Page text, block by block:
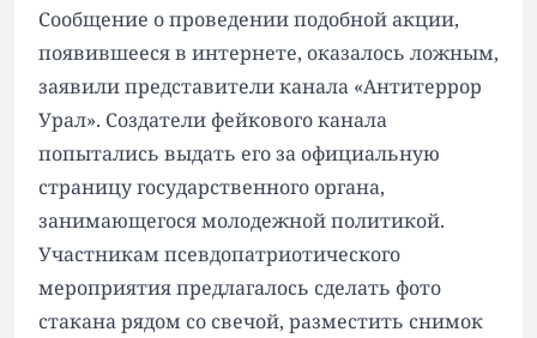
Сообщение о проведении подобной акции,
появившееся в интернете, оказалось ложным,
заявили представители канала «Антитеррор
Урал». Создатели фейкового канала
попытались выдать его за официальную
страницу государственного органа,
занимающегося молодежной политикой.
Участникам псевдопатриотического
мероприятия предлагалось сделать фото
стакана рядом со свечой, разместить снимок